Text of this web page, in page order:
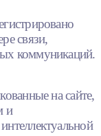
связи,
коммуникаций.
на сайте,
и